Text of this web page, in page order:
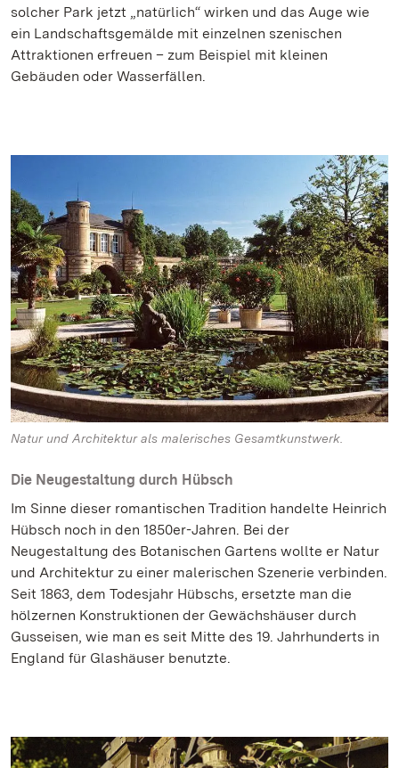
solcher Park jetzt „natürlich“ wirken und das Auge wie
ein Landschaftsgemälde mit einzelnen szenischen
Attraktionen erfreuen – zum Beispiel mit kleinen
Gebäuden oder Wasserfällen.
Natur und Architektur als malerisches Gesamtkunstwerk.
Die Neugestaltung durch Hübsch
Im Sinne dieser romantischen Tradition handelte Heinrich
Hübsch noch in den 1850er-Jahren. Bei der
Neugestaltung des Botanischen Gartens wollte er Natur
und Architektur zu einer malerischen Szenerie verbinden.
Seit 1863, dem Todesjahr Hübschs, ersetzte man die
hölzernen Konstruktionen der Gewächshäuser durch
Gusseisen, wie man es seit Mitte des 19. Jahrhunderts in
England für Glashäuser benutzte.